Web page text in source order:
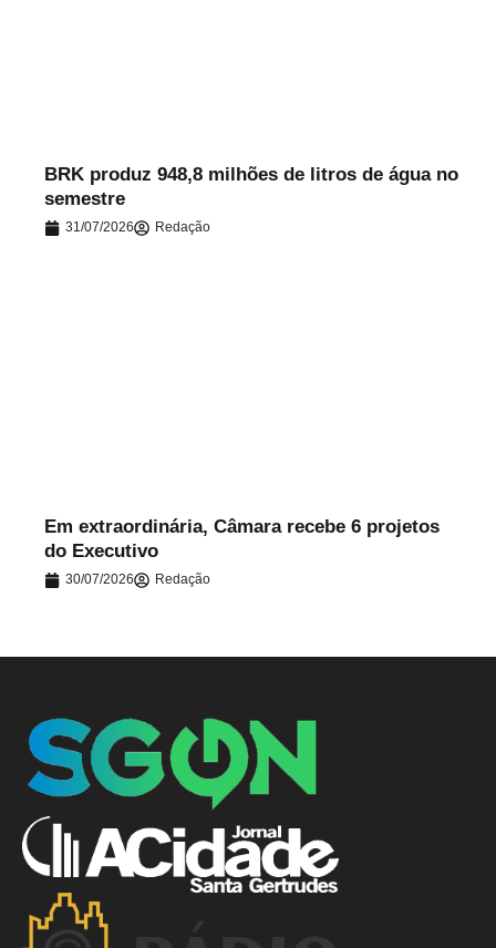
BRK produz 948,8 milhões de litros de água no
semestre
31/07/2026 Redação
Em extraordinária, Câmara recebe 6 projetos
do Executivo
30/07/2026 Redação